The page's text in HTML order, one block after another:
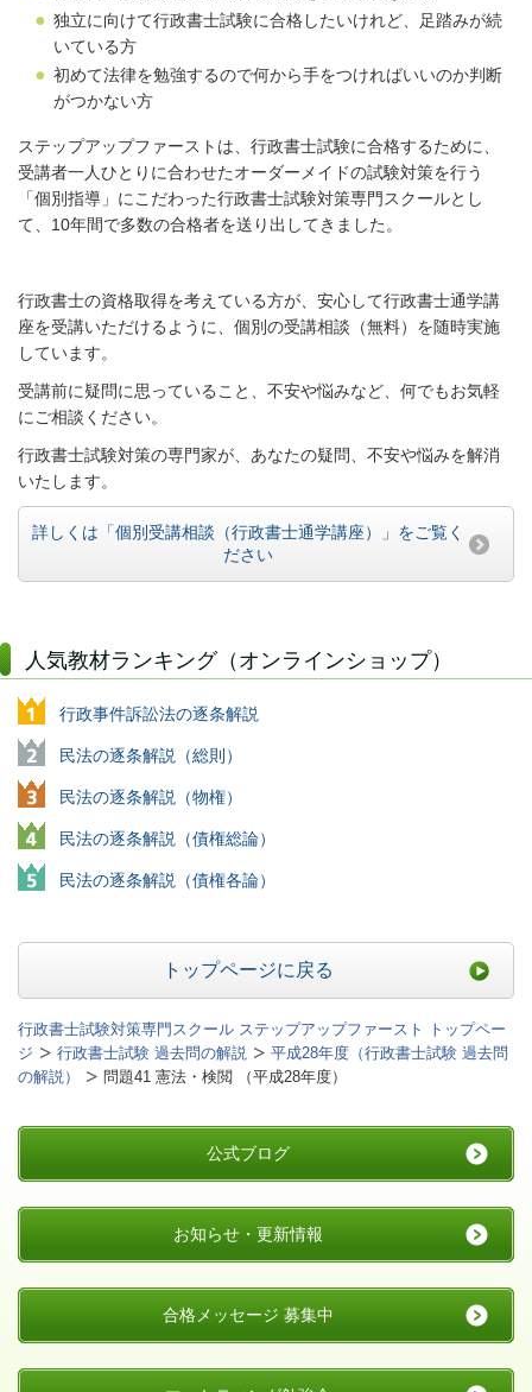
独立に向けて行政書士試験に合格したいけれど、足踏みが続
いている方
初めて法律を勉強するので何から手をつければいいのか判断
がつかない方
ステップアップファーストは、行政書士試験に合格するために、
受講者一人ひとりに合わせたオーダーメイドの試験対策を行う
「個別指導」にこだわった行政書士試験対策専門スクールとし
て、10年間で多数の合格者を送り出してきました。
行政書士の資格取得を考えている方が、安心して行政書士通学講
座を受講いただけるように、個別の受講相談（無料）を随時実施
しています。
受講前に疑問に思っていること、不安や悩みなど、何でもお気軽
にご相談ください。
行政書士試験対策の専門家が、あなたの疑問、不安や悩みを解消
いたします。
詳しくは「個別受講相談（行政書士通学講座）」をご覧く
ださい
人気教材ランキング（オンラインショップ）
行政事件訴訟法の逐条解説
民法の逐条解説（総則）
民法の逐条解説（物権）
民法の逐条解説（債権総論）
民法の逐条解説（債権各論）
トップページに戻る
行政書士試験対策専門スクール ステップアップファースト トップペー
ジ
行政書士試験 過去問の解説
平成28年度（行政書士試験 過去問
の解説）
問題41 憲法・検閲 （平成28年度）
公式ブログ
お知らせ・更新情報
合格メッセージ 募集中